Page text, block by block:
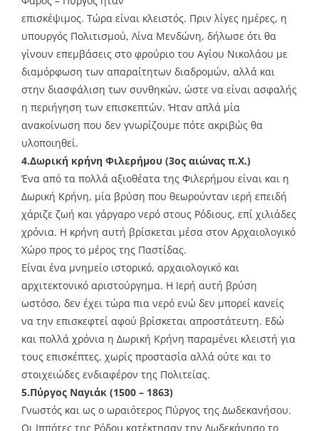
επισκέψιμος. Τώρα είναι κλειστός. Πριν λίγες ημέρες, η
υπουργός Πολιτισμού, Λίνα Μενδώνη, δήλωσε ότι θα
γίνουν επεμβάσεις στο φρούριο του Αγίου Νικολάου με
διαμόρφωση των απαραίτητων διαδρομών, αλλά και
στην διασφάλιση των συνθηκών, ώστε να είναι ασφαλής
η περιήγηση των επισκεπτών. Ήταν απλά μία
ανακοίνωση που δεν γνωρίζουμε πότε ακριβώς θα
υλοποιηθεί.
4.Δωρική κρήνη Φιλερήμου (3ος αιώνας π.Χ.)
Ένα από τα πολλά αξιοθέατα της Φιλερήμου είναι και η
Δωρική Κρήνη, μία βρύση που θεωρούνταν ιερή επειδή
χάριζε ζωή και γάργαρο νερό στους Ρόδιους, επί χιλιάδες
χρόνια. Η κρήνη αυτή βρίσκεται μέσα στον Αρχαιολογικό
Χώρο προς το μέρος της Παστίδας.
Είναι ένα μνημείο ιστορικό, αρχαιολογικό και
αρχιτεκτονικό αριστούργημα. Η Ιερή αυτή βρύση
ωστόσο, δεν έχει τώρα πια νερό ενώ δεν μπορεί κανείς
να την επισκεφτεί αφού βρίσκεται απροστάτευτη. Εδώ
και πολλά χρόνια η Δωρική Κρήνη παραμένει κλειστή για
τους επισκέπτες, χωρίς προστασία αλλά ούτε και το
στοιχειώδες ενδιαφέρον της Πολιτείας.
5.Πύργος Ναγιάκ (1500 – 1863)
Γνωστός και ως ο ωραιότερος Πύργος της Δωδεκανήσου.
Οι Ιππότες της Ρόδου κατέκτησαν την Δωδεκάνησο το